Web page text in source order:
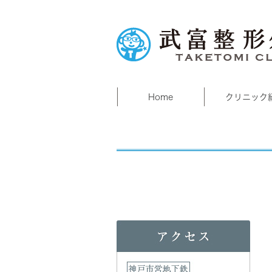
Home クリニック